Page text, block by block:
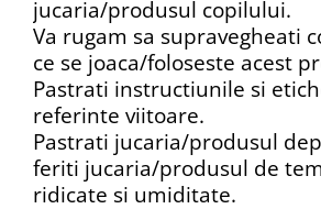
jucaria/produsul copilului.
Va rugam sa supravegheati
ce se joaca/foloseste acest
Pastrati instructiunile si
referinte viitoare.
Pastrati jucaria/produsul
feriti jucaria/produsul de
ridicate si umiditate.